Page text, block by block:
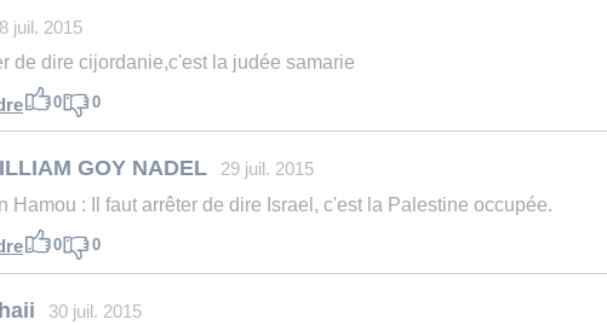
juil. 2015
de dire cijordanie,c'est la judée samarie
0 0
GOY NADEL 29 juil. 2015
Hamou : Il faut arrêter de dire Israel, c'est la Palestine occupée.
0 0
30 juil. 2015